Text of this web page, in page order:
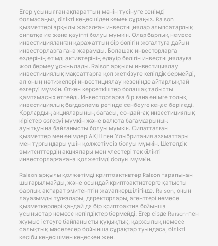
Егер ұсынылған ақпараттың мәнін түсінуге сенімді
болмасаңыз, білікті кеңесшіден көмек сұраңыз. Raison
қызметтері арқылы жасалған инвестициялар алыпсатарлық
сипатқа ие және қауіпті болуы мүмкін. Олар барлық немесе
инвестицияланған қаражаттың бір бөлігін жоғалтуға дайын
инвесторларға ғана жарамды. Болашақ инвесторларға
өздерінің өтімді активтерінің едәуір бөлігін инвестициялауға
жол бермеу ұсынылады. Raison арқылы инвестициялау
инвестициялық мақсаттарға қол жеткізуге кепілдік бермейді,
ал оның нәтижелері инвестициялау кезеңінде айтарлықтай
өзгеруі мүмкін. Өткен көрсеткіштер болашақ табысты
қамтамасыз етпейді. Инвесторларға бір ғана өнімге толық
инвестициялық бағдарлама ретінде сенбеуге кеңес беріледі.
Қорлардың акцияларының бағасы, сондай-ақ инвестициялық
кірістер өзгеруі мүмкін және валюта бағамдарының
ауытқуына байланысты болуы мүмкін. Сипатталған
қызметтер мен өнімдер АҚШ пен Ұлыбритания азаматтары
мен тұрғындары үшін қолжетімсіз болуы мүмкін. Шетелдік
эмитенттердің акциялары мен үлестері тек білікті
инвесторларға ғана қолжетімді болуы мүмкін.
Raison арқылы қолжетімді криптоактивтер Raison тарапынан
шығарылмайды, және осындай криптоактивтерге қатысты
барлық ақпарат эмитенттің жауапкершілігінде. Raison, оның
лауазымды тұлғалары, директорлары, агенттері немесе
қызметкерлері қандай да бір криптоактив бойынша
ұсыныстар немесе кепілдіктер бермейді. Егер сізде Raison-пен
жұмыс істеуге байланысты құқықтық, қаржылық немесе
салықтық мәселелер бойынша сұрақтар туындаса, білікті
кәсіби кеңесшімен кеңескен жөн.